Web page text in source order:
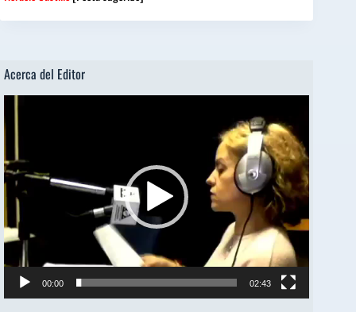
Acerca del Editor
de
vídeo
00:00 02:43